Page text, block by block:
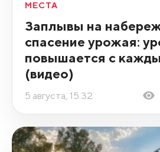
МЕСТА
Заплывы на
спасение урожая:
повышается с
(видео)
5 августа, 15:32